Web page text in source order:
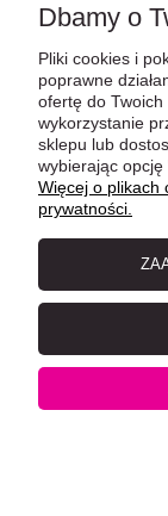
Dbamy o
Pliki cookies i
poprawne
ofertę do
wykorzystanie
sklepu lub
wybierając opcję
Więcej o plikach
prywatności.